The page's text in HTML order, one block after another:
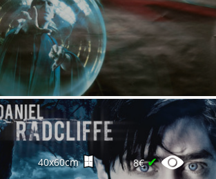
40x60cm 8€✔